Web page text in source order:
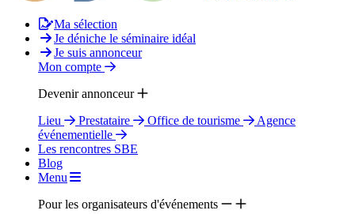
Ma sélection
Je déniche le séminaire idéal
Je suis annonceur
Mon compte
Devenir annonceur
Lieu
Prestataire Office de tourisme
Agence
événementielle
Les rencontres SBE
Blog
Menu
Pour les organisateurs d'événements